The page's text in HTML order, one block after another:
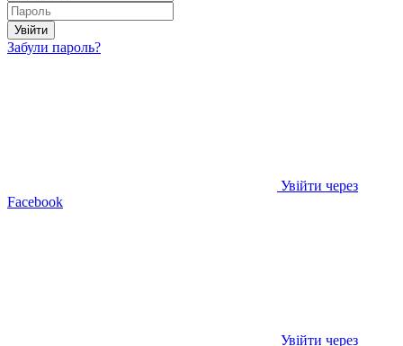
Увійти
Забули пароль?
Увійти через
Facebook
Увійти через